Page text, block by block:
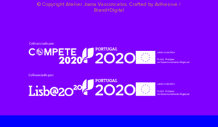
©Copyright Atelier Joana Vasconcelos. Crafted by Adhesive /
Brand+Digital